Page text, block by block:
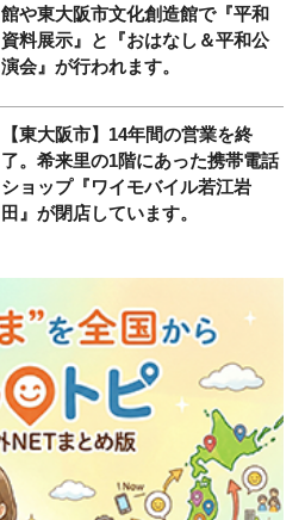
館や東大阪市文化創造館で『平和
資料展示』と『おはなし＆平和公
演会』が行われます。
【東大阪市】14年間の営業を終
了。希来里の1階にあった携帯電話
ショップ『ワイモバイル若江岩
田』が閉店しています。